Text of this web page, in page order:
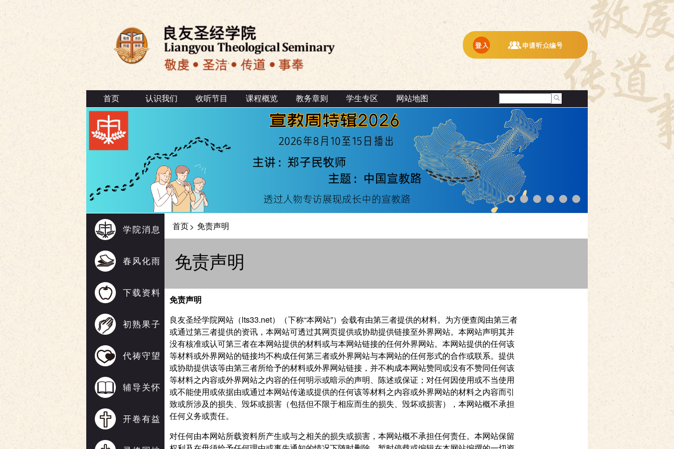
首页 认识我们 收听节目 课程概览 教务章则 学生专区 网站地图
学院消息
春风化雨
下载资料
初熟果子
代祷守望
辅导关怀
开卷有益
首页> 免责声明
免责声明
免责声明
良友圣经学院网站（lts33.net）（下称“本网站”）会载有由第三者提供的材料。为方便查阅由第三者
或通过第三者提供的资讯，本网站可透过其网页提供或协助提供链接至外界网站。本网站声明其并
没有核准或认可第三者在本网站提供的材料或与本网站链接的任何外界网站。本网站提供的任何该
等材料或外界网站的链接均不构成任何第三者或外界网站与本网站的任何形式的合作或联系。提供
或协助提供该等由第三者所给予的材料或外界网站链接，并不构成本网站赞同或没有不赞同任何该
等材料之内容或外界网站之内容的任何明示或暗示的声明、陈述或保证；对任何因使用或不当使用
或不能使用或依据由或通过本网站传递或提供的任何该等材料之内容或外界网站的材料之内容而引
致或所涉及的损失、毁坏或损害（包括但不限于相应而生的损失、毁坏或损害），本网站概不承担
任何义务或责任。
对任何由本网站所载资料所产生或与之相关的损失或损害，本网站概不承担任何责任。本网站保留